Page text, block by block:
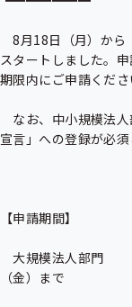
8月18日（月）から
スタートしました。
期限内にご申請くださ
なお、中小規模法
宣言」への登録が必須
【申請期間】
大規模法人部門　
（金）まで